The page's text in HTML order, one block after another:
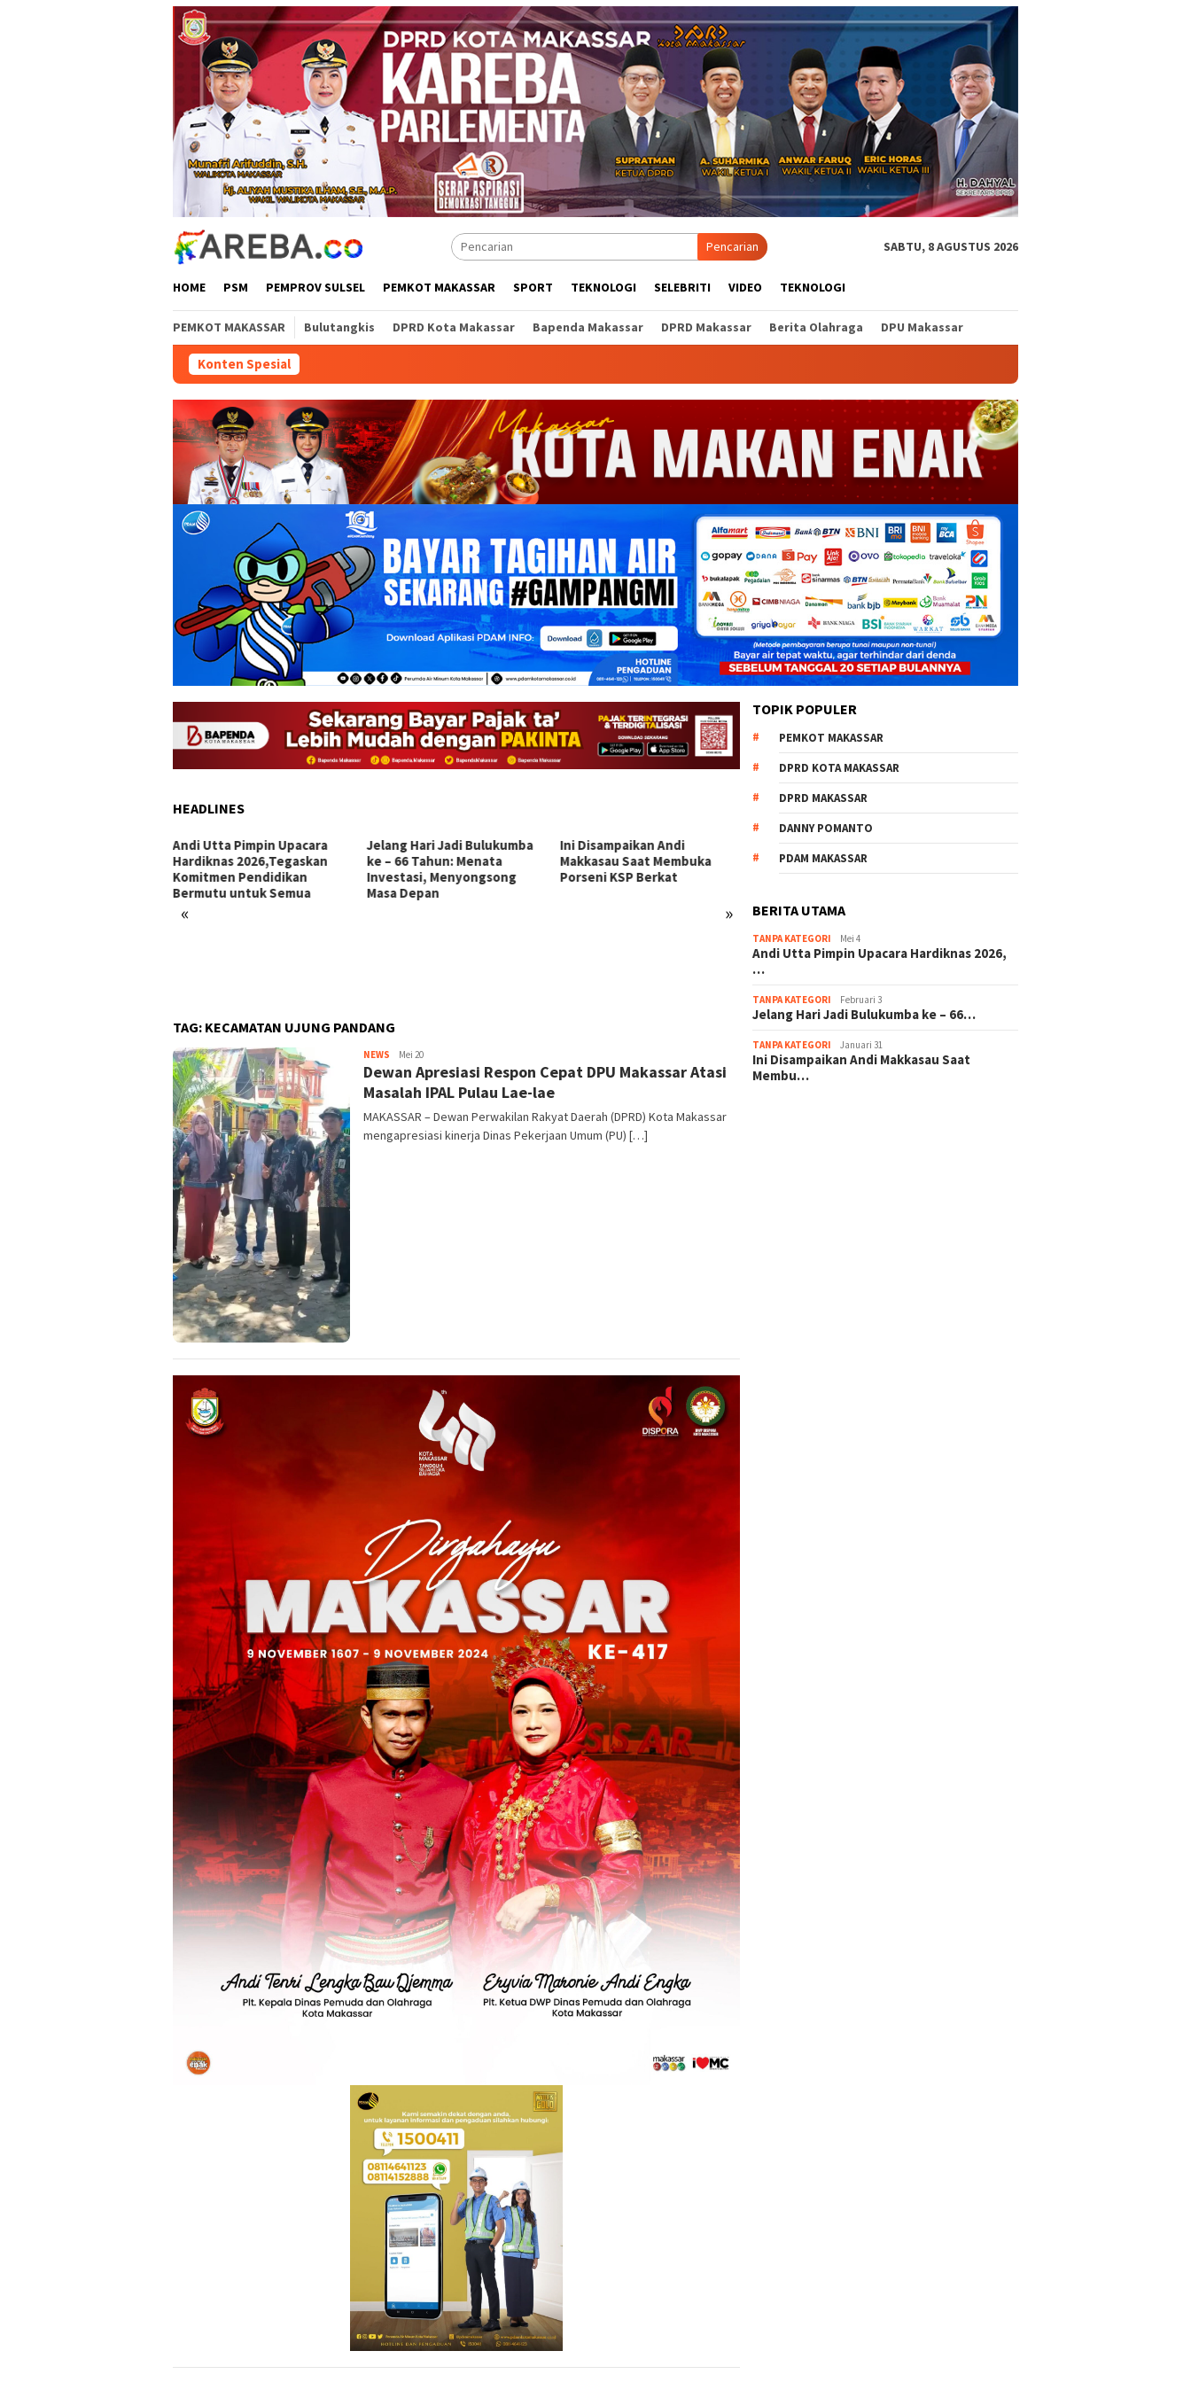
Pencarian SABTU, 8 AGUSTUS 2026
HOME PSM PEMPROV SULSEL PEMKOT MAKASSAR SPORT TEKNOLOGI SELEBRITI VIDEO TEKNOLOGI
PEMKOT MAKASSAR Bulutangkis DPRD Kota Makassar Bapenda Makassar DPRD Makassar Berita Olahraga DPU Makassar
Konten Spesial
HEADLINES
« »
Jelang Hari Jadi Bulukumba
ke – 66 Tahun: Menata
Investasi, Menyongsong
Masa Depan
Ini Disampaikan Andi
Makkasau Saat Membuka
Porseni KSP Berkat
KSP Berkat Bulukumba Gelar
Zikir dan Doa Bersama
Sambut Tahun Baru
Andi Utta Pimpin Upacara
Komitmen Pendidikan
TAG: KECAMATAN UJUNG PANDANG
NEWS Mira
na
Mei 20
Dewan Apresiasi Respon Cepat DPU Makassar Atasi
Masalah IPAL Pulau Lae-lae
MAKASSAR – Dewan Perwakilan Rakyat Daerah (DPRD) Kota Makassar
mengapresiasi kinerja Dinas Pekerjaan Umum (PU) […]
TOPIK POPULER
PEMKOT MAKASSAR
DPRD KOTA MAKASSAR
DPRD MAKASSAR
DANNY POMANTO
PDAM MAKASSAR
BERITA UTAMA
TANPA KATEGORI Mei 4
Andi Utta Pimpin Upacara Hardiknas 2026,
…
TANPA KATEGORI Februari 3
Jelang Hari Jadi Bulukumba ke – 66…
TANPA KATEGORI Januari 31
Ini Disampaikan Andi Makkasau Saat
Membu…